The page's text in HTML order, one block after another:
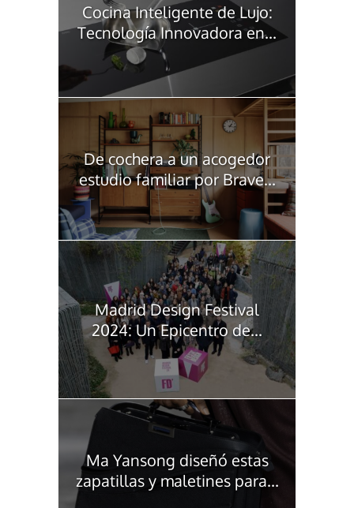
Cocina Inteligente de Lujo:
Tecnología Innovadora en...
De cochera a un acogedor
estudio familiar por Brave...
Madrid Design Festival
2024: Un Epicentro de...
Ma Yansong diseñó estas
zapatillas y maletines para...